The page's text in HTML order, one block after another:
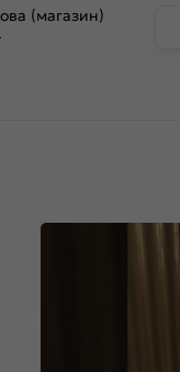
(магазин)